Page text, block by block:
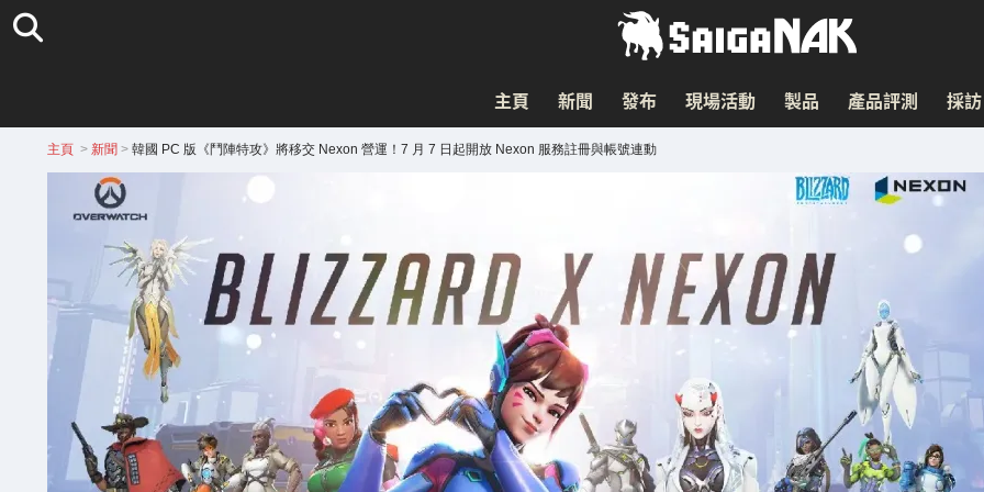
主頁 新聞 發布 現場活動 製品 產品評測 採訪
主頁 > 新聞 > 韓國 PC 版《鬥陣特攻》將移交 Nexon 營運！7 月 7 日起開放 Nexon 服務註冊與帳號連動